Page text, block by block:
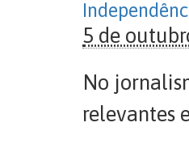
5 de
No
relevantes